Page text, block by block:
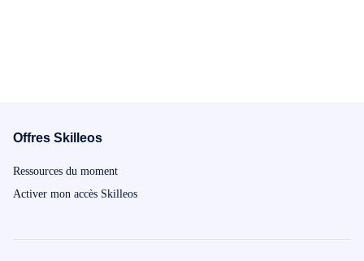
Offres Skilleos
Ressources du moment
Activer mon accès Skilleos